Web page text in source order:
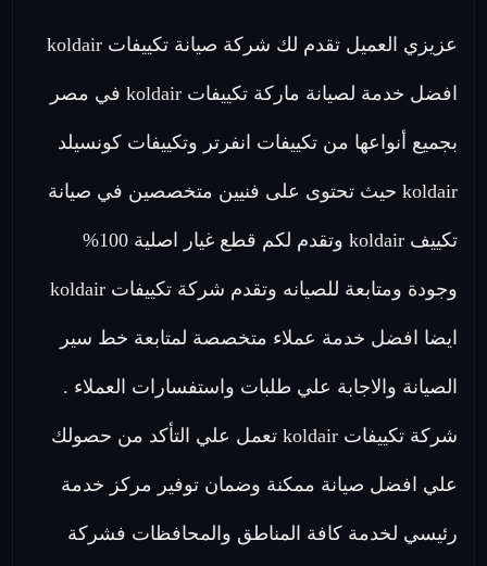
عزيزي العميل تقدم لك شركة صيانة تكييفات koldair
افضل خدمة لصيانة ماركة تكييفات koldair في مصر
بجميع أنواعها من تكييفات انفرتر وتكييفات كونسيلد
koldair حيث تحتوى على فنيين متخصصين في صيانة
تكييف koldair وتقدم لكم قطع غيار اصلية 100%
وجودة ومتابعة للصيانه وتقدم شركة تكييفات koldair
ايضا افضل خدمة عملاء متخصصة لمتابعة خط سير
الصيانة والاجابة علي طلبات واستفسارات العملاء .
شركة تكييفات koldair تعمل علي التأكد من حصولك
علي افضل صيانة ممكنة وضمان توفير مركز خدمة
رئيسي لخدمة كافة المناطق والمحافظات فشركة